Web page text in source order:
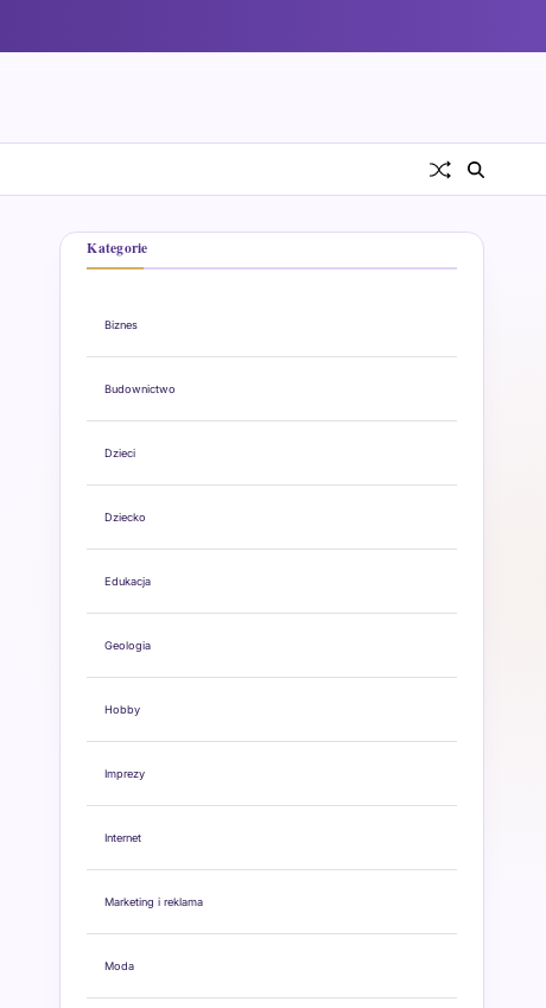
Kategorie
Biznes
Budownictwo
Dzieci
Dziecko
Edukacja
Geologia
Hobby
Imprezy
Internet
Marketing i reklama
Moda